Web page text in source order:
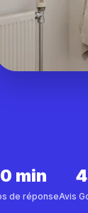
min
de réponseAvis